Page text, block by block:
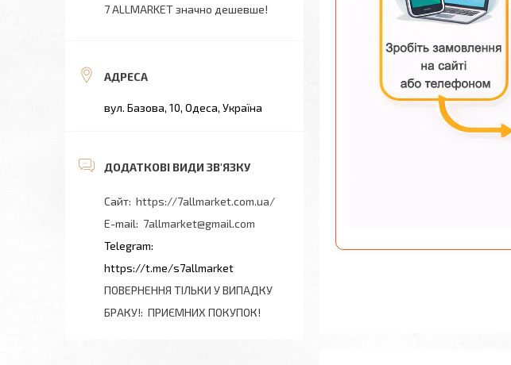
7 ALLMARKET значно дешевше!
вул. Базова, 10, Одеса, Україна
https://7allmarket.com.ua/
7allmarket@gmail.com
https://t.me/s7allmarket
ПОВЕРНЕННЯ ТІЛЬКИ У ВИПАДКУ
БРАКУ! ПРИЄМНИХ ПОКУПОК!